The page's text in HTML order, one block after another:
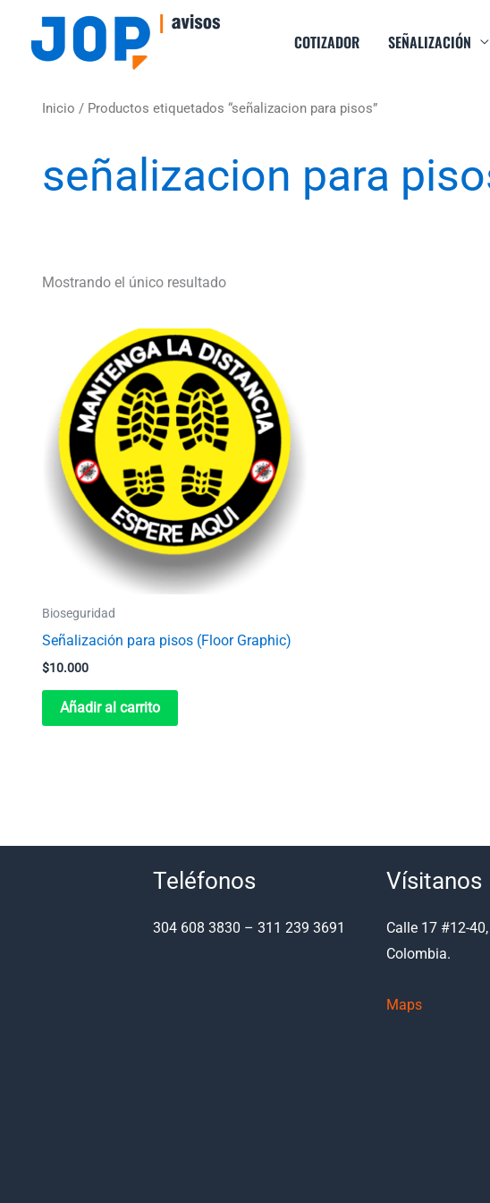
contenido
COTIZADOR SEÑALIZACIÓN
Inicio / Productos etiquetados “señalizacion para pisos”
señalizacion para
Mostrando el único resultado
Bioseguridad
Señalización para pisos (Floor Graphic)
$10.000
Añadir al carrito
Teléfonos
304 608 3830 – 311 239 3691
Vísitanos
Calle 17 #12-
Colombia.
Maps